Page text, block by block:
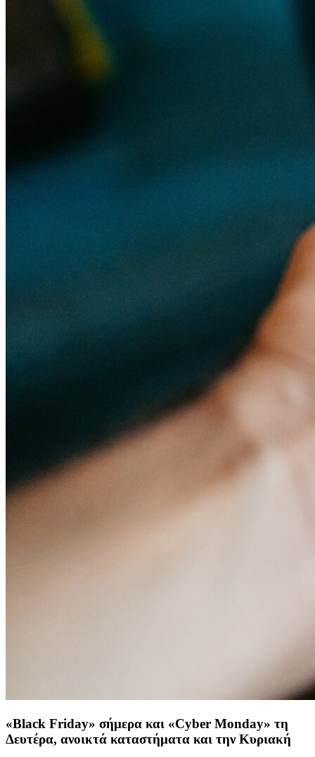
«Black Friday» σήμερα και «Cyber Monday» τη
Δευτέρα, ανοικτά καταστήματα και την Κυριακή